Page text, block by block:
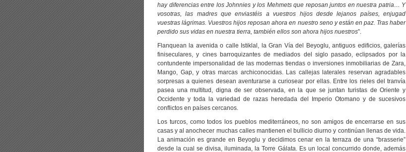
hay diferencias entre los Johnnies y los Mehmets que reposan juntos en nuestra patria… Y
vosotras, las madres que enviastéis a vuestros hijos desde lejanos países, enjugad
vuestras lágrimas. Vuestros hijos reposan ahora en nuestro seno y están en paz. Tras haber
perdido sus vidas en nuestra tierra, también ellos son ahora hijos nuestros”.
Flanquean la avenida o calle Istiklal, la Gran Vía del Beyoglu, antiguos edificios, galerías
finiseculares, y cines barroquizantes de mediados del siglo pasado, eclipsados por la
contundente impersonalidad de las modernas tiendas o inversiones inmobiliarias de Zara,
Mango, Gap, y otras marcas archiconocidas. Las callejas laterales reservan agradables
sorpresas a quienes desean aventurarse a curiosear por ellas. Entre los rieles del tranvía
pasea una multitud, digna de ser observada, en la que se juntan turistas de Oriente y
Occidente y toda la variedad de razas heredada del Imperio Otomano y de sucesivos
conflictos en países cercanos.
Los turcos, como todos los pueblos mediterráneos, no son amigos de encerrarse en sus
casas y al anochecer muchas calles mantienen el bullicio diurno y continúan llenas de vida.
La animación es grande en Beyoglu y decidimos cenar en la terraza de una “brasserie”
desde la cual se divisa, iluminada, la Torre Gálata. Es un local concurrido donde, además